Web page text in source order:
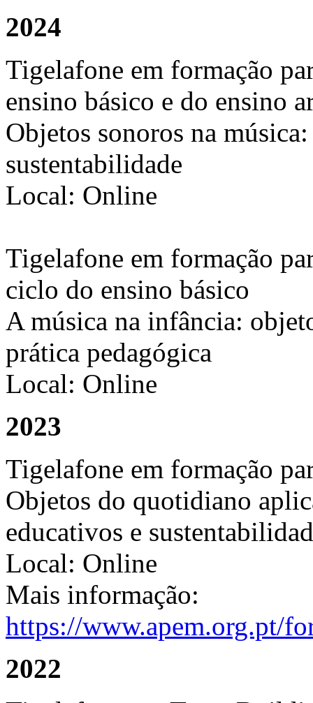
2024
Tigelafone em formação
ensino básico e do ensino
Objetos sonoros na
sustentabilidade
Local: Online
Tigelafone em formação
ciclo do ensino básico
A música na infância:
prática pedagógica
Local: Online
2023
Tigelafone em formação
Objetos do quotidiano
educativos e
Local: Online
Mais informação:
https://www.apem.org.pt/
2022